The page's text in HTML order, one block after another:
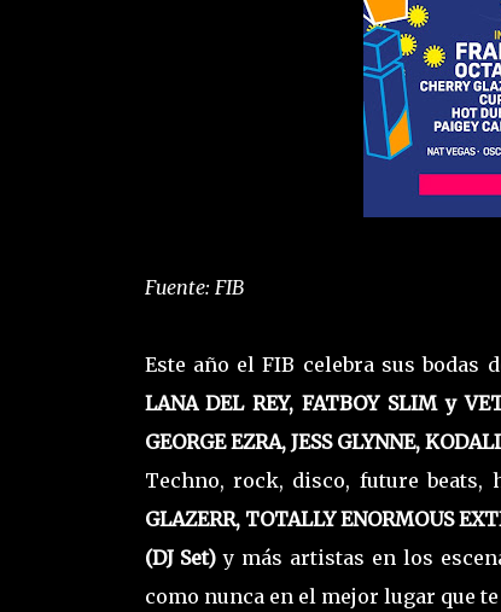
Fuente: FIB
Este año el FIB celebra sus bodas
LANA DEL REY, FATBOY SLIM y
GEORGE EZRA, JESS GLYNNE,
Techno, rock, disco, future beats,
GLAZERR, TOTALLY ENORMOUS
(DJ Set) y más artistas en los
como nunca en el mejor lugar que